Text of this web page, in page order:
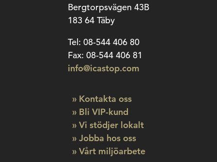
Bergtorpsvägen 43B
183 64 Täby
Tel: 08-544 406 80
Fax: 08-544 406 81
info@icastop.com
» Kontakta oss
» Bli VIP-kund
» Vi stödjer lokalt
» Jobba hos oss
» Vårt miljöarbete